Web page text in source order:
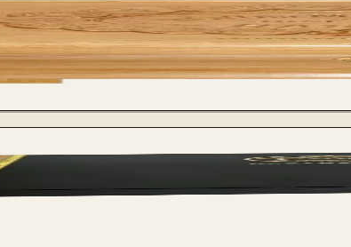
2004 - Einzelne Zigarre
Coronas Gran Reserva 2013